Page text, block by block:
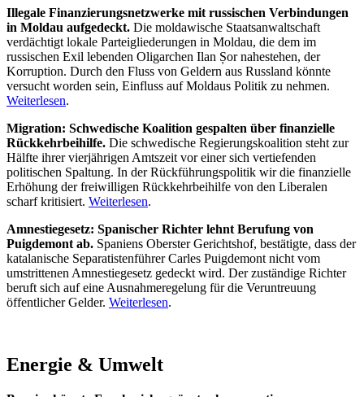
Illegale Finanzierungsnetzwerke mit russischen Verbindungen
in Moldau aufgedeckt. Die moldawische Staatsanwaltschaft
verdächtigt lokale Parteigliederungen in Moldau, die dem im
russischen Exil lebenden Oligarchen Ilan Șor nahestehen, der
Korruption. Durch den Fluss von Geldern aus Russland könnte
versucht worden sein, Einfluss auf Moldaus Politik zu nehmen.
Weiterlesen.
Migration: Schwedische Koalition gespalten über finanzielle
Rückkehrbeihilfe. Die schwedische Regierungskoalition steht zur
Hälfte ihrer vierjährigen Amtszeit vor einer sich vertiefenden
politischen Spaltung. In der Rückführungspolitik wir die finanzielle
Erhöhung der freiwilligen Rückkehrbeihilfe von den Liberalen
scharf kritisiert. Weiterlesen.
Amnestiegesetz: Spanischer Richter lehnt Berufung von
Puigdemont ab. Spaniens Oberster Gerichtshof, bestätigte, dass der
katalanische Separatistenführer Carles Puigdemont nicht vom
umstrittenen Amnestiegesetz gedeckt wird. Der zuständige Richter
beruft sich auf eine Ausnahmeregelung für die Veruntreuung
öffentlicher Gelder. Weiterlesen.
Energie & Umwelt